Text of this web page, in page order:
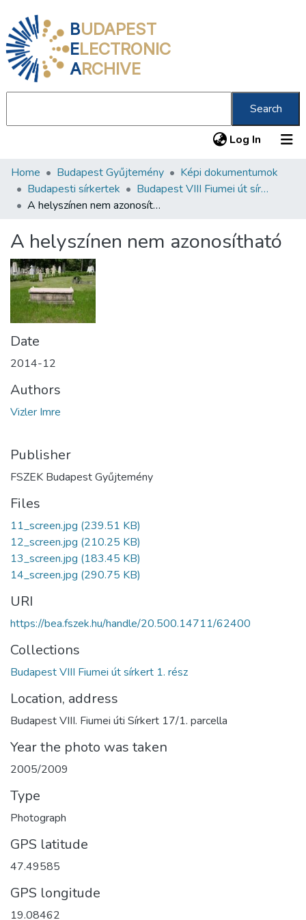
BUDAPEST
ELECTRONIC
ARCHIVE
Search
Log In (current)
Communities & Collections
All of DSpace
About us
Home Budapest Gyűjtemény
Képi dokumentumok
Budapesti sírkertek
Budapest VIII Fiumei út sírkert 1. rész
A helyszínen nem azonosítható
A helyszínen nem azonosítható
Date
2014-12
Authors
Vizler Imre
Publisher
FSZEK Budapest Gyűjtemény
Files
11_screen.jpg (239.51 KB)
12_screen.jpg (210.25 KB)
13_screen.jpg (183.45 KB)
14_screen.jpg (290.75 KB)
URI
https://bea.fszek.hu/handle/20.500.14711/62400
Collections
Budapest VIII Fiumei út sírkert 1. rész
Location, address
Budapest VIII. Fiumei úti Sírkert 17/1. parcella
Year the photo was taken
2005/2009
Type
Photograph
GPS latitude
47.49585
GPS longitude
19.08462